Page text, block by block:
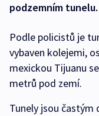
podzemním tunelu.
Podle policistů je
vybaven kolejemi,
mexickou Tijuanu
metrů pod zemí.
Tunely jsou častým